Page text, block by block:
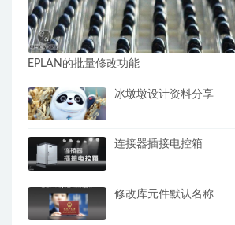
EPLAN的批量修改功能
冰墩墩设计资料分享
连接器插接电控箱
修改库元件默认名称